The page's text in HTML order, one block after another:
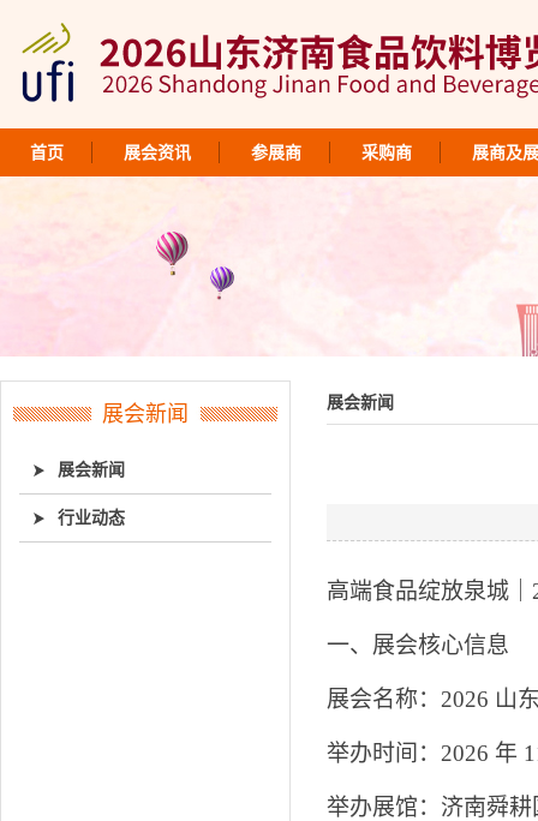
首页 展会资讯 参展商 采购商 展商及
展会新闻
展会新闻
行业动态
展会新闻
高端食品绽放泉城
一、展会核心信息
展会名称：2026 山
举办时间：2026 年
举办展馆：济南舜